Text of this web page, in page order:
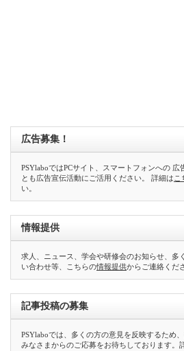
広告募集！
PSYlaboではPCサイト、スマートフォンへの
とも広告宣伝活動にご活用ください。 詳細は こ
い。
情報提供
求人、ニュース、学会や研修会のお知らせ、多
い合わせ等、こちらの情報提供からご連絡くだ
記事投稿の募集
PSYlaboでは、多くの方の意見を反映するため
みなさまからのご応募をお待ちしております。